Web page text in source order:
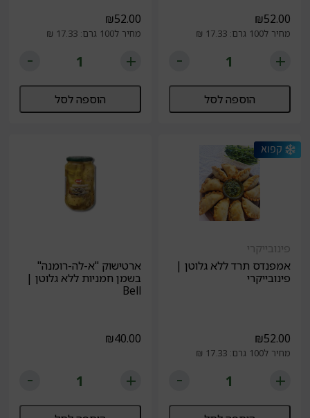
₪52.00
מחיר ל100 גרם: 17.33 ₪
הוספה לסל
₪52.00
מחיר ל100 גרם: 17.33 ₪
הוספה לסל
פינובייקרי
אמפנדס תרד ללא גלוטן |
פינובייקרי
₪52.00
מחיר ל100 גרם: 17.33 ₪
ארטישוק "א-לה-רומנה"
בשמן חמניות ללא גלוטן |
Bell
₪40.00